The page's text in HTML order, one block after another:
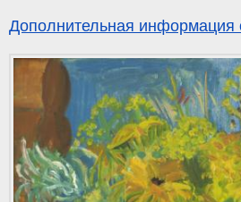
Дополнительная информация